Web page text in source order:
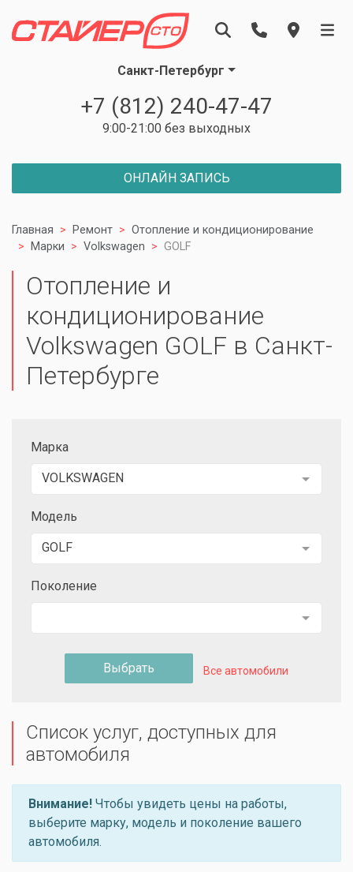
Санкт-Петербург
+7 (812) 240-47-47
9:00-21:00 без выходных
ОНЛАЙН ЗАПИСЬ
Главная Ремонт
Отопление и кондиционирование
Марки
Volkswagen GOLF
Отопление и
кондиционирование
Volkswagen GOLF в Санкт-
Петербурге
Марка
VOLKSWAGEN
Модель
GOLF
Поколение
Выбрать Все автомобили
Список услуг, доступных для
автомобиля
Внимание! Чтобы увидеть цены на работы,
выберите марку, модель и поколение вашего
автомобиля.